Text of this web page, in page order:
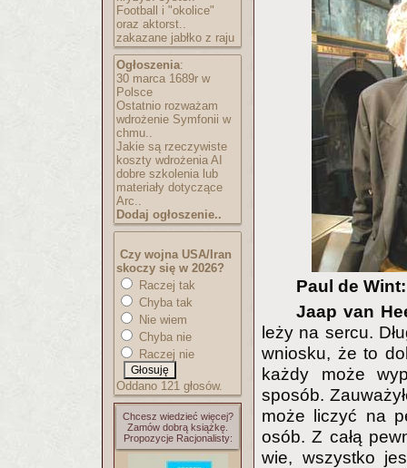
Football i "okolice"
oraz aktorst..
zakazane jabłko z raju
Ogłoszenia:
30 marca 1689r w
Polsce
Ostatnio rozważam
wdrożenie Symfonii w
chmu..
Jakie są rzeczywiste
koszty wdrożenia AI
dobre szkolenia lub
materiały dotyczące
Arc..
Dodaj ogłoszenie..
Czy wojna USA/Iran
skoczy się w 2026?
Raczej tak
Chyba tak
Nie wiem
Chyba nie
Raczej nie
Oddano 121 głosów.
Chcesz wiedzieć więcej?
Zamów dobrą książkę.
Propozycje Racjonalisty:
Paul de
Jaap van
leży na sercu.
wniosku, że to
każdy może
sposób.
może liczyć na
osób. Z całą
wie, wszystko